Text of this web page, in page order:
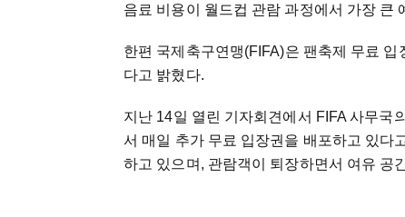
음료 비용이 월드컵 관람 과정에서 가장 큰
한편 국제축구연맹(FIFA)은 팬축제 무료
다고 밝혔다.
지난 14일 열린 기자회견에서 FIFA 사무국
서 매일 추가 무료 입장권을 배포하고 있다
하고 있으며, 관람객이 퇴장하면서 여유 공